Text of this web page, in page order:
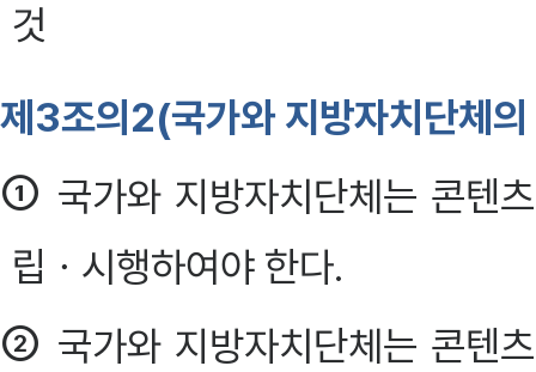
것
제3조의2(국가와 지방자치단체
① 국가와 지방자치단체는 콘텐
립ㆍ시행하여야 한다.
② 국가와 지방자치단체는 콘텐